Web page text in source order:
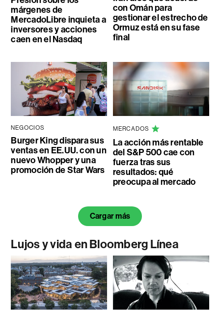
márgenes de
MercadoLibre inquieta a
inversores y acciones
caen en el Nasdaq
con Omán para
gestionar el estrecho de
Ormuz está en su fase
final
NEGOCIOS
Burger King dispara sus
ventas en EE.UU. con un
nuevo Whopper y una
promoción de Star Wars
MERCADOS
La acción más rentable
del S&P 500 cae con
fuerza tras sus
resultados: qué
preocupa al mercado
Cargar más
Lujos y vida en Bloomberg Línea